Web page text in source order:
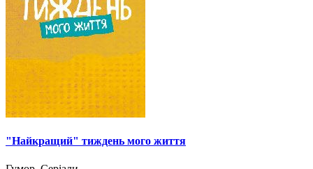
"Найкращий" тиждень мого життя